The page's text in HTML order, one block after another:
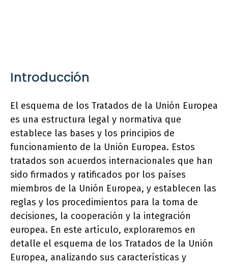
Introducción
El esquema de los Tratados de la Unión Europea
es una estructura legal y normativa que
establece las bases y los principios de
funcionamiento de la Unión Europea. Estos
tratados son acuerdos internacionales que han
sido firmados y ratificados por los países
miembros de la Unión Europea, y establecen las
reglas y los procedimientos para la toma de
decisiones, la cooperación y la integración
europea. En este artículo, exploraremos en
detalle el esquema de los Tratados de la Unión
Europea, analizando sus características y